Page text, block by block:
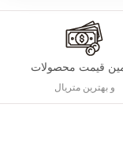
قیمت محصولات
و بهترین متریال